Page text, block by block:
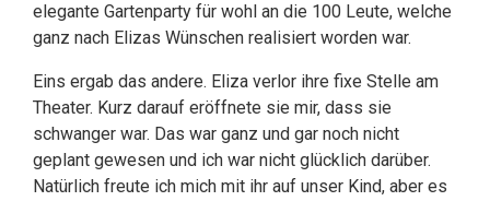
elegante Gartenparty für wohl an die 100 Leute, welche
ganz nach Elizas Wünschen realisiert worden war.
Eins ergab das andere. Eliza verlor ihre fixe Stelle am
Theater. Kurz darauf eröffnete sie mir, dass sie
schwanger war. Das war ganz und gar noch nicht
geplant gewesen und ich war nicht glücklich darüber.
Natürlich freute ich mich mit ihr auf unser Kind, aber es